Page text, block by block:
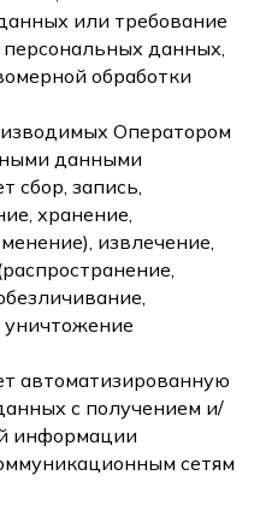
или требование
данных,
обработки
Оператором
данными
сбор, запись,
хранение,
извлечение,
уничтожение
автоматизированную
с получением и/
информации
сетям